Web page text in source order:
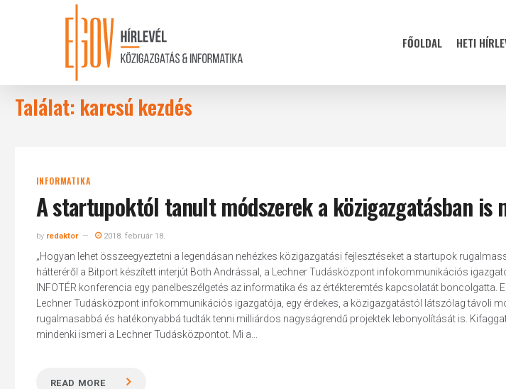
FŐOLDAL HETI
Találat: karcsú kezdés
INFORMATIKA
A startupoktól tanult módszerek a közigazgatásban is
by redaktor 2018. február 18.
„Hogyan lehet összeegyeztetni a legendásan nehézkes közigazgatási fejlesztéseket a startupok
hátteréről a Bitport készített interjút Both Andrással, a Lechner Tudásközpont infokommunikációs
INFOTÉR konferencia egy panelbeszélgetés az informatika és az értékteremtés kapcsolatát boncolgatta.
Lechner Tudásközpont infokommunikációs igazgatója, egy érdekes, a közigazgatástól látszólag távoli
rugalmasabbá és hatékonyabbá tudták tenni milliárdos nagyságrendű projektek lebonyolítását is.
mindenki ismeri a Lechner Tudásközpontot. Mi a...
READ MORE